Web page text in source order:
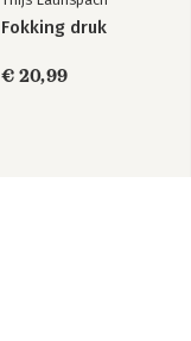
Fokking druk
€ 20,99